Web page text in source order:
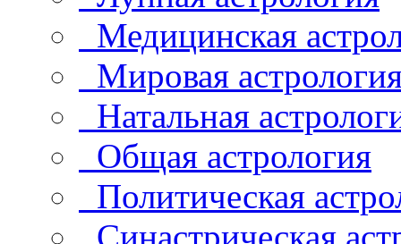
Медицинская
Мировая
Натальная
Общая астрология
Политическая